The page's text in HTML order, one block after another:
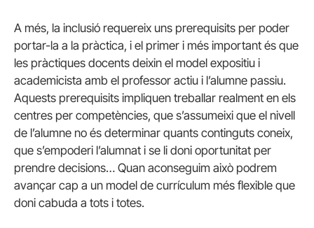
A més, la inclusió requereix uns prerequisits per poder
portar-la a la pràctica, i el primer i més important és que
les pràctiques docents deixin el model expositiu i
academicista amb el professor actiu i l’alumne passiu.
Aquests prerequisits impliquen treballar realment en els
centres per competències, que s’assumeixi que el nivell
de l’alumne no és determinar quants continguts coneix,
que s’empoderi l’alumnat i se li doni oportunitat per
prendre decisions… Quan aconseguim això podrem
avançar cap a un model de currículum més flexible que
doni cabuda a tots i totes.